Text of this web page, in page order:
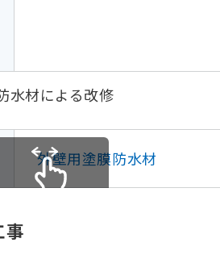
材による改修
外壁用塗膜防水材
事